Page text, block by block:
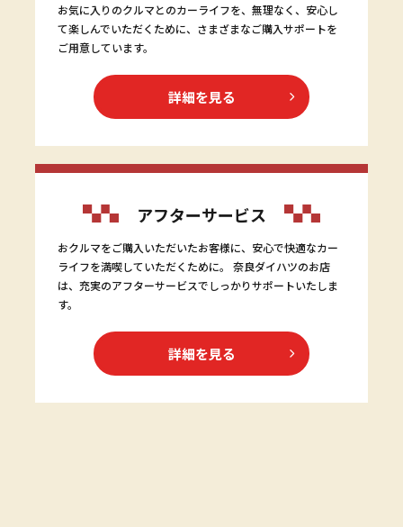
お気に入りのクルマとのカーライフを、無理なく、安心し
て楽しんでいただくために、さまざまなご購入サポートを
ご用意しています。
詳細を見る
アフターサービス
おクルマをご購入いただいたお客様に、安心で快適なカー
ライフを満喫していただくために。 奈良ダイハツのお店
は、充実のアフターサービスでしっかりサポートいたしま
す。
詳細を見る